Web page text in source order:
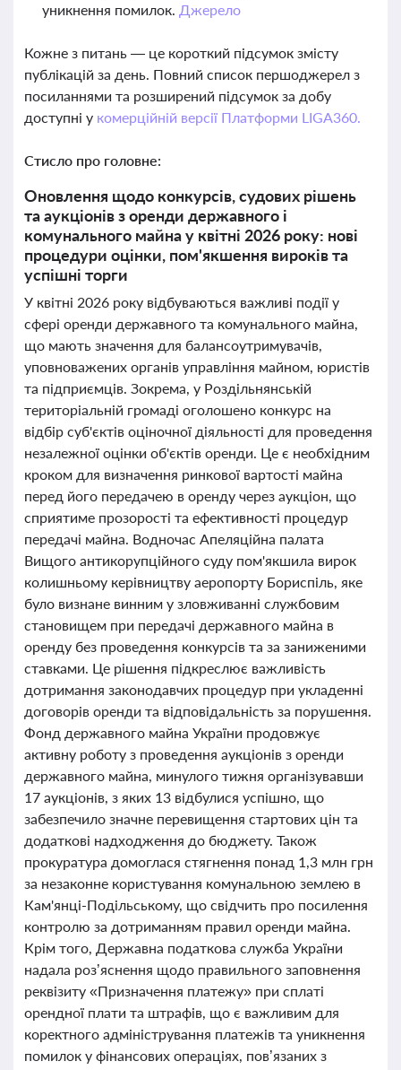
уникнення помилок. Джерело
Кожне з питань — це короткий підсумок змісту
публікацій за день. Повний список першоджерел з
посиланнями та розширений підсумок за добу
доступні у комерційній версії Платформи LIGA360.
Стисло про головне:
Оновлення щодо конкурсів, судових рішень
та аукціонів з оренди державного і
комунального майна у квітні 2026 року: нові
процедури оцінки, пом'якшення вироків та
успішні торги
У квітні 2026 року відбуваються важливі події у
сфері оренди державного та комунального майна,
що мають значення для балансоутримувачів,
уповноважених органів управління майном, юристів
та підприємців. Зокрема, у Роздільнянській
територіальній громаді оголошено конкурс на
відбір суб'єктів оціночної діяльності для проведення
незалежної оцінки об'єктів оренди. Це є необхідним
кроком для визначення ринкової вартості майна
перед його передачею в оренду через аукціон, що
сприятиме прозорості та ефективності процедур
передачі майна. Водночас Апеляційна палата
Вищого антикорупційного суду пом'якшила вирок
колишньому керівництву аеропорту Бориспіль, яке
було визнане винним у зловживанні службовим
становищем при передачі державного майна в
оренду без проведення конкурсів та за заниженими
ставками. Це рішення підкреслює важливість
дотримання законодавчих процедур при укладенні
договорів оренди та відповідальність за порушення.
Фонд державного майна України продовжує
активну роботу з проведення аукціонів з оренди
державного майна, минулого тижня організувавши
17 аукціонів, з яких 13 відбулися успішно, що
забезпечило значне перевищення стартових цін та
додаткові надходження до бюджету. Також
прокуратура домоглася стягнення понад 1,3 млн грн
за незаконне користування комунальною землею в
Кам'янці-Подільському, що свідчить про посилення
контролю за дотриманням правил оренди майна.
Крім того, Державна податкова служба України
надала роз’яснення щодо правильного заповнення
реквізиту «Призначення платежу» при сплаті
орендної плати та штрафів, що є важливим для
коректного адміністрування платежів та уникнення
помилок у фінансових операціях, пов’язаних з